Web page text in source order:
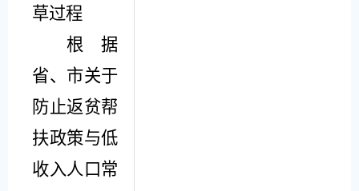
草过程
根据
省、市关于
防止返贫帮
扶政策与低
收入人口常